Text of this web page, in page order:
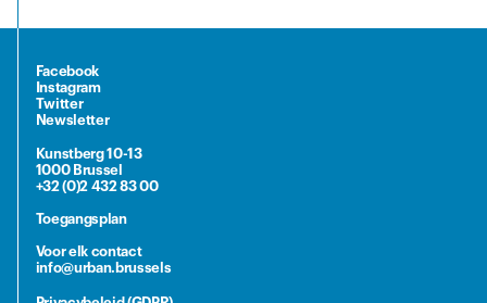
Facebook
Instagram
Twitter
Newsletter
Kunstberg 10-13
1000 Brussel
+32 (0)2 432 83 00
Toegangsplan
Voor elk contact
info@urban.brussels